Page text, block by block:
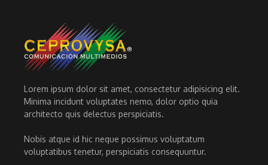
Lorem ipsum dolor sit amet, consectetur adipisicing elit.
Minima incidunt voluptates nemo, dolor optio quia
architecto quis delectus perspiciatis.
Nobis atque id hic neque possimus voluptatum
voluptatibus tenetur, perspiciatis consequuntur.